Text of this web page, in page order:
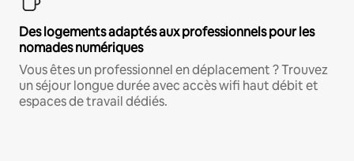
Des logements adaptés aux professionnels pour les
nomades numériques
Vous êtes un professionnel en déplacement ? Trouvez
un séjour longue durée avec accès wifi haut débit et
espaces de travail dédiés.